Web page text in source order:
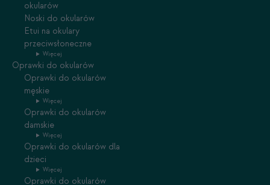
okularów
Noski do okularów
Etui na okulary
przeciwsłoneczne
Więcej
Oprawki do okularów
Oprawki do okularów
męskie
Więcej
Oprawki do okularów
damskie
Więcej
Oprawki do okularów dla
dzieci
Więcej
Oprawki do okularów